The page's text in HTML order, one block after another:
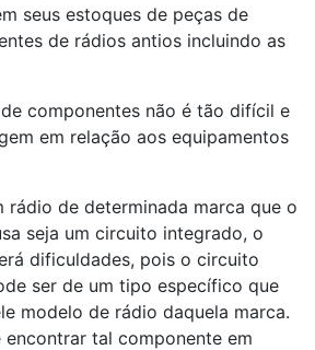
seus estoques de peças de
de rádios antios incluindo as
componentes não é tão difícil e
em relação aos equipamentos
rádio de determinada marca que o
seja um circuito integrado, o
dificuldades, pois o circuito
ser de um tipo específico que
modelo de rádio daquela marca.
tal componente em